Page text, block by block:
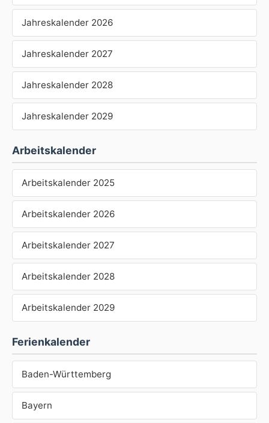
Jahreskalender 2026
Jahreskalender 2027
Jahreskalender 2028
Jahreskalender 2029
Arbeitskalender
Arbeitskalender 2025
Arbeitskalender 2026
Arbeitskalender 2027
Arbeitskalender 2028
Arbeitskalender 2029
Ferienkalender
Baden-Württemberg
Bayern